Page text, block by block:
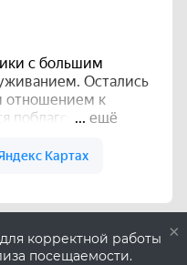
×
корректной работы
посещаемости.